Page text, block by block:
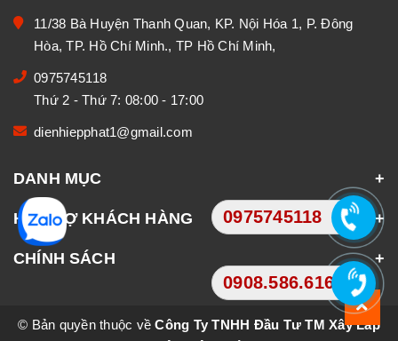
11/38 Bà Huyện Thanh Quan, KP. Nội Hóa 1, P. Đông
Hòa, TP. Hồ Chí Minh., TP Hồ Chí Minh,
0975745118
Thứ 2 - Thứ 7: 08:00 - 17:00
dienhiepphat1@gmail.com
DANH MỤC
HỖ TRỢ KHÁCH HÀNG
CHÍNH SÁCH
© Bản quyền thuộc vềCông Ty TNHH Đầu Tư TM Xây Lắp
0908.586.616
0975745118